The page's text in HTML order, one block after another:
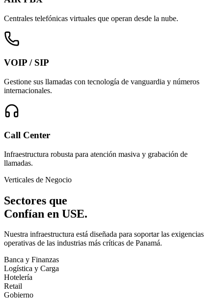
Centrales telefónicas virtuales que operan desde la nube.
VOIP / SIP
Gestione sus llamadas con tecnología de vanguardia y números
internacionales.
Call Center
Infraestructura robusta para atención masiva y grabación de
llamadas.
Verticales de Negocio
Sectores que
Confían en USE.
Nuestra infraestructura está diseñada para soportar las exigencias
operativas de las industrias más críticas de Panamá.
Banca y Finanzas
Logística y Carga
Hotelería
Retail
Gobierno